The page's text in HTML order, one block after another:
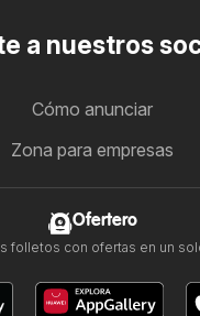
a nuestros
Cómo anunciar
Zona para empresas
Ofertero
folletos con ofertas en un